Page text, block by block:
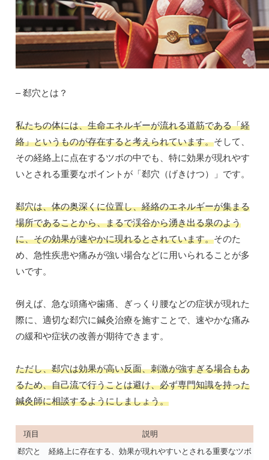
– 郄穴とは？
私たちの体には、生命エネルギーが流れる道筋である「経
絡」というものが存在すると考えられています。そして、
その経絡上に点在するツボの中でも、特に効果が現れやす
いとされる重要なポイントが「郄穴（げきけつ）」です。
郄穴は、体の奥深くに位置し、経絡のエネルギーが集まる
場所であることから、まるで渓谷から湧き出る泉のよう
に、その効果が速やかに現れるとされています。そのた
め、急性疾患や痛みが強い場合などに用いられることが多
いです。
例えば、急な頭痛や歯痛、ぎっくり腰などの症状が現れた
際に、適切な郄穴に鍼灸治療を施すことで、速やかな痛み
の緩和や症状の改善が期待できます。
ただし、郄穴は効果が高い反面、刺激が強すぎる場合もあ
るため、自己流で行うことは避け、必ず専門知識を持った
鍼灸師に相談するようにしましょう。
項目
説明
郄穴と
経絡上に存在する、効果が現れやすいとされる重要なツボ